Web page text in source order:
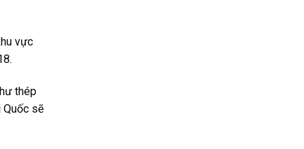
vực
thép
Quốc sẽ